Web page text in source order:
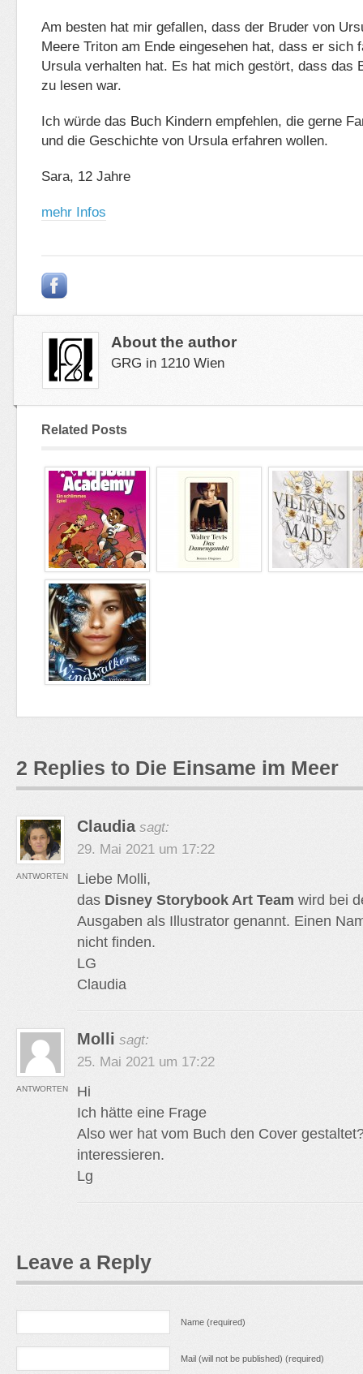
Am besten hat mir gefallen, dass der Bruder von
Meere Triton am Ende eingesehen hat, dass er sich
Ursula verhalten hat. Es hat mich gestört, dass das
zu lesen war.
Ich würde das Buch Kindern empfehlen, die gerne
und die Geschichte von Ursula erfahren wollen.
Sara, 12 Jahre
mehr Infos
About the author
GRG in 1210 Wien
Related Posts
2 Replies to Die Einsame im Meer
Claudia sagt:
29. Mai 2021 um 17:22
Liebe Molli,
das Disney Storybook Art Team wird bei
Ausgaben als Illustrator genannt. Einen
nicht finden.
LG
Claudia
ANTWORTEN
Molli sagt:
25. Mai 2021 um 17:22
Hi
Ich hätte eine Frage
Also wer hat vom Buch den Cover
interessieren.
Lg
ANTWORTEN
Leave a Reply
Name (required)
Mail (will not be published) (required)